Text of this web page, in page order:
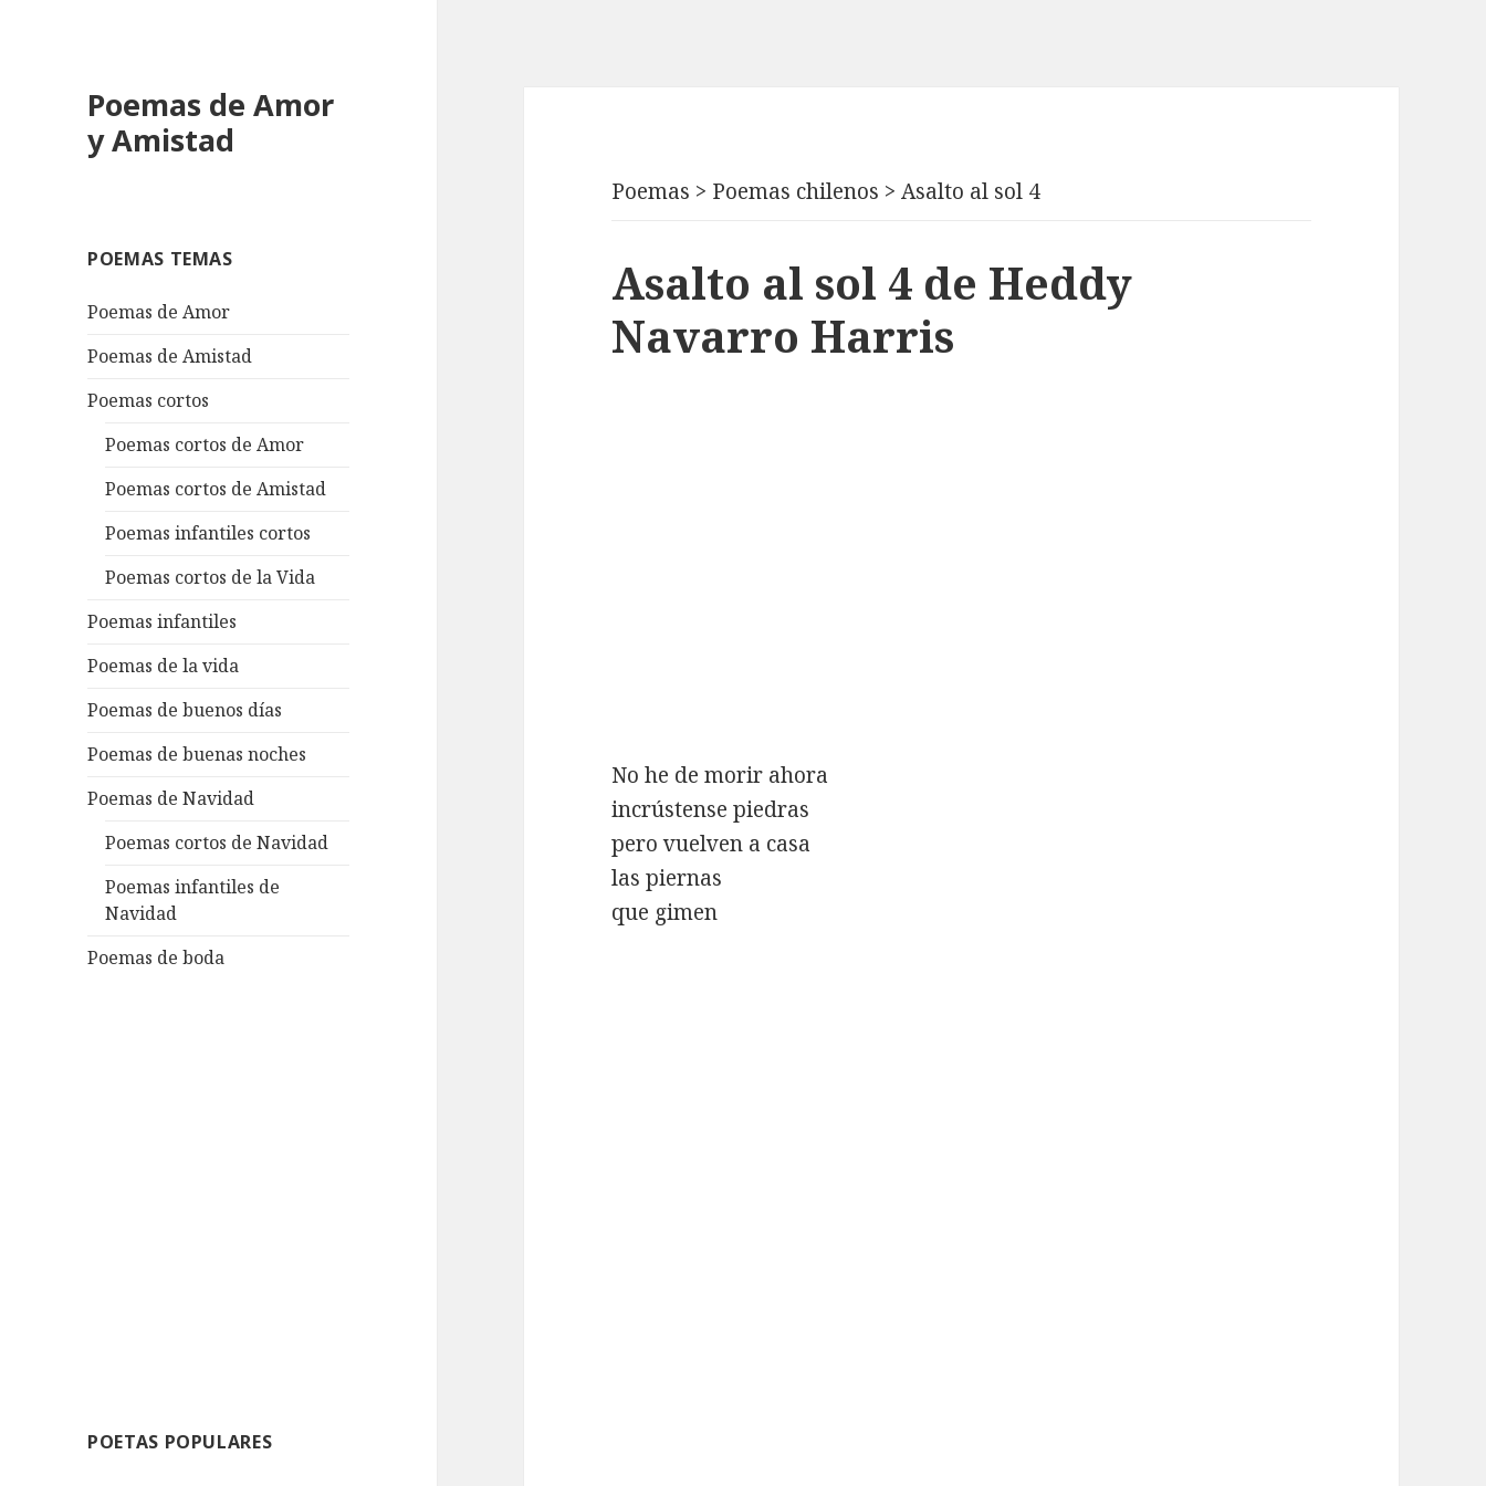
Poemas de Amor
y Amistad
POEMAS TEMAS
Poemas de Amor
Poemas de Amistad
Poemas cortos
Poemas cortos de Amor
Poemas cortos de Amistad
Poemas infantiles cortos
Poemas cortos de la Vida
Poemas infantiles
Poemas de la vida
Poemas de buenos días
Poemas de buenas noches
Poemas de Navidad
Poemas cortos de Navidad
Poemas infantiles de
Navidad
Poemas de boda
POETAS POPULARES
Poemas > Poemas chilenos >Asalto al sol 4
Asalto al sol 4 de Heddy
Navarro Harris
No he de morir ahora
incrústense piedras
pero vuelven a casa
las piernas
que gimen